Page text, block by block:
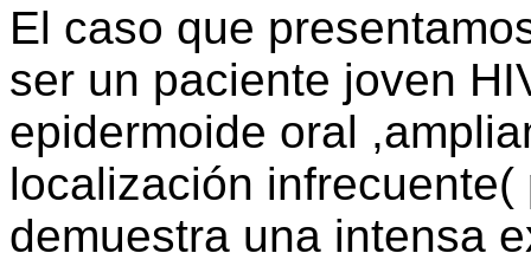
El caso que
ser un paciente joven
epidermoide oral
localización
demuestra una intensa